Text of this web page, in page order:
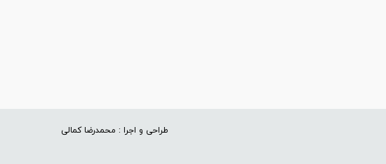
طراحی و اجرا : محمدرضا کمالی